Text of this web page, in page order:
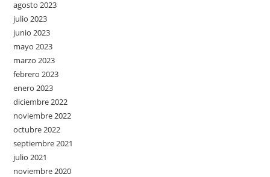
agosto 2023
julio 2023
junio 2023
mayo 2023
marzo 2023
febrero 2023
enero 2023
diciembre 2022
noviembre 2022
octubre 2022
septiembre 2021
julio 2021
noviembre 2020